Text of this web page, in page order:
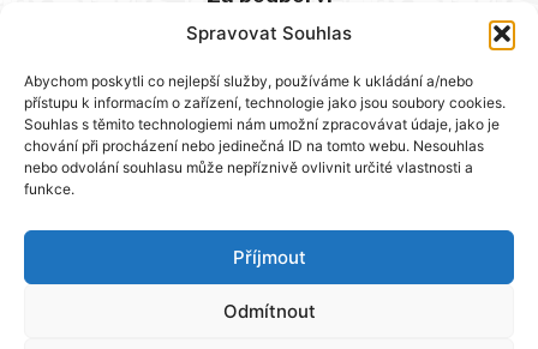
Spravovat Souhlas
Abychom poskytli co nejlepší služby, používáme k ukládání a/nebo
přístupu k informacím o zařízení, technologie jako jsou soubory cookies.
Souhlas s těmito technologiemi nám umožní zpracovávat údaje, jako je
chování při procházení nebo jedinečná ID na tomto webu. Nesouhlas
nebo odvolání souhlasu může nepříznivě ovlivnit určité vlastnosti a
funkce.
Příjmout
Odmítnout